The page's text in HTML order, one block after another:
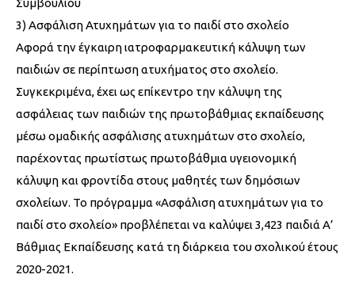
Συμβουλίου
3) Ασφάλιση Ατυχημάτων για το παιδί στο σχολείο
Αφορά την έγκαιρη ιατροφαρμακευτική κάλυψη των
παιδιών σε περίπτωση ατυχήματος στο σχολείο.
Συγκεκριμένα, έχει ως επίκεντρο την κάλυψη της
ασφάλειας των παιδιών της πρωτοβάθμιας εκπαίδευσης
μέσω ομαδικής ασφάλισης ατυχημάτων στο σχολείο,
παρέχοντας πρωτίστως πρωτοβάθμια υγειονομική
κάλυψη και φροντίδα στους μαθητές των δημόσιων
σχολείων. Το πρόγραμμα «Ασφάλιση ατυχημάτων για το
παιδί στο σχολείο» προβλέπεται να καλύψει 3,423 παιδιά Α’
Βάθμιας Εκπαίδευσης κατά τη διάρκεια του σχολικού έτους
2020-2021.